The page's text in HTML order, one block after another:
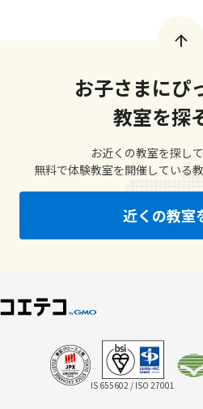
お子さまにぴ
教室を探
お近くの教室を探し
無料で体験教室を開催している
近くの教室
IS 655602 / ISO 27001